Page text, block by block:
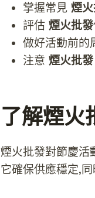
掌握常見 煙
評估 煙火批發
做好活動前的
注意 煙火批發
了解煙火
煙火批發對節慶活
它確保供應穩定,同